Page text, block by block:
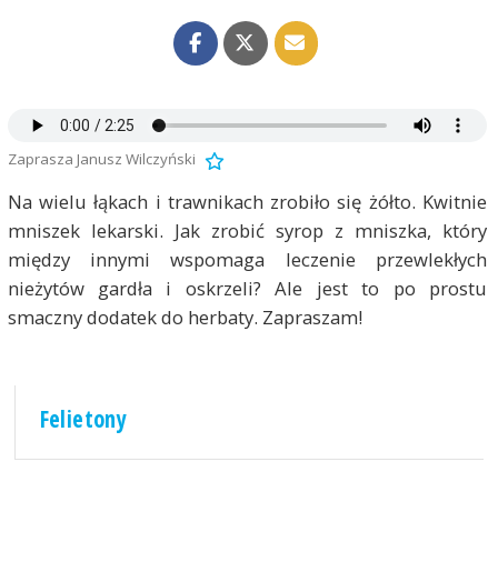
Zaprasza Janusz Wilczyński
Na wielu łąkach i trawnikach zrobiło się żółto. Kwitnie
mniszek lekarski. Jak zrobić syrop z mniszka, który
między innymi wspomaga leczenie przewlekłych
nieżytów gardła i oskrzeli? Ale jest to po prostu
smaczny dodatek do herbaty. Zapraszam!
Felietony